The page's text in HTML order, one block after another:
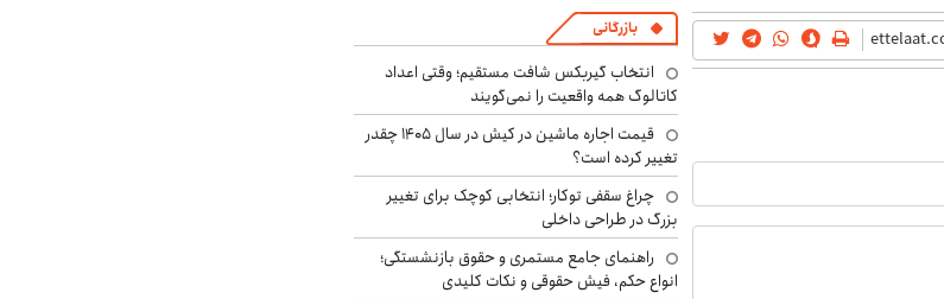
بازرگانی
انتخاب گیربکس شافت مستقیم؛ وقتی اعداد
کاتالوگ همه واقعیت را نمی‌گویند
قیمت اجاره ماشین در کیش در سال ۱۴۰۵ چقدر
تغییر کرده است؟
چراغ سقفی توکار؛ انتخابی کوچک برای تغییر
بزرگ در طراحی داخلی
راهنمای جامع مستمری و حقوق بازنشستگی؛
انواع حکم، فیش حقوقی و نکات کلیدی